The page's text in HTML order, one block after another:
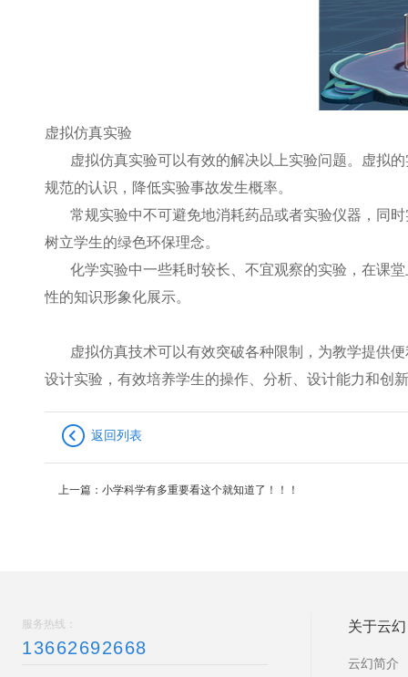
虚拟仿真实验
虚拟仿真实验可以有效的解决以上实验问题。虚拟
规范的认识，降低实验事故发生概率。
常规实验中不可避免地消耗药品或者实验仪器，同
树立学生的绿色环保理念。
化学实验中一些耗时较长、不宜观察的实验，在课
性的知识形象化展示。
虚拟仿真技术可以有效突破各种限制，为教学提供
设计实验，有效培养学生的操作、分析、设计能力和创
返回列表
上一篇： 小学科学有多重要看这个就知道了！！！
服务热线：
13662692668
关于云幻
云幻简介